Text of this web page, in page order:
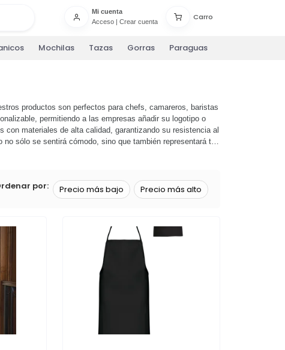
Mi cuenta
Acceso| Crear cuenta
Carro
Mochilas Tazas Gorras Paraguas
productos son perfectos para chefs, camareros, baristas
permitiendo a las empresas añadir su logotipo o
materiales de alta calidad, garantizando su resistencia al
sólo se sentirá cómodo, sino que también representará tu
por: Precio más bajo Precio más alto